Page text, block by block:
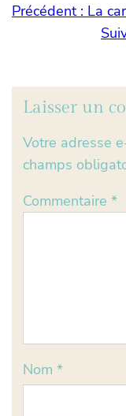
Précédent : La
Laisser un
Votre adresse
champs
Commentaire*
Nom*